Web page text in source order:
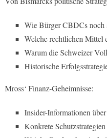
Wie Bürger CBDCs noch
Welche rechtlichen Mittel
Warum die Schweizer
Historische
Mross‘ Finanz-Geheimnisse:
Insider-Informationen
Konkrete